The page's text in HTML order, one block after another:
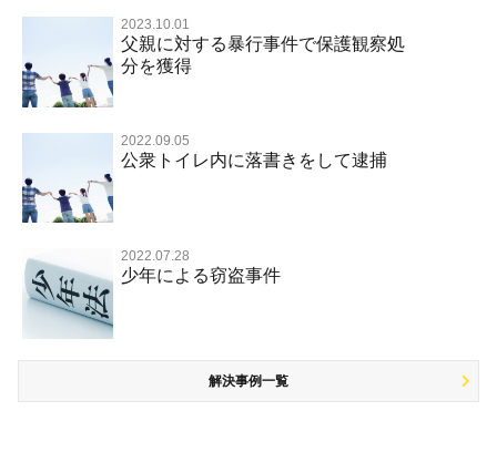
業務妨害
公務執行妨害
児童ポルノ・リベンジポルノ
危険運転行為等
自転車事故
ネット犯罪
銃刀法違反
風営法・風適法違反
児童虐待・保護責任者遺棄
示談で解決してほしい
執行猶予にしてほしい
事件のことを秘密にしたい
被害届・告訴・告発されたら
器物損壊
脅迫・強要
業務妨害罪
公務執行妨害罪
逮捕・監禁
暴行・傷害
略取・誘拐・人身売買
淫行・援助交際（児童買春、淫行条例、児童福祉法違反）
不同意性交等罪（旧 強制性交等罪，準強制性交等罪），
監護者性交等罪
不同意わいせつ（旧 強制わいせつ，準強制わいせつ）
公然わいせつ罪，わいせつ物頒布等罪，淫行勧誘罪
児童ポルノ リベンジポルノ
盗撮，のぞき行為
財産犯 TOP
横領 背任
窃盗罪
恐喝
盗品売買・譲り受け等
事件別－薬物事件
薬物事件 TOP
覚せい剤
危険ドラッグ
大麻
麻薬及び向精神薬
事件別－交通違反・交通事故
交通違反・交通事故 TOP
交通事故 交通違反と刑事事件
自転車事故
人身事故・死亡事故
無免許運転
その他 TOP
児童虐待・保護責任者遺棄
住居侵入等
銃刀法違反
ストーカー事件
公務員の逮捕・刑事事件
控訴・上告
国選弁護士と私選弁護士の違い
司法取引・刑事免責
取調べの注意点
少年事件の手続と特色
少年事件の処分
被害者対応
被害届・告訴・告発の不安や悩み
2023.10.01
父親に対する暴行事件で保護観察処
分を獲得
2022.09.05
公衆トイレ内に落書きをして逮捕
2022.07.28
少年による窃盗事件
解決事例一覧